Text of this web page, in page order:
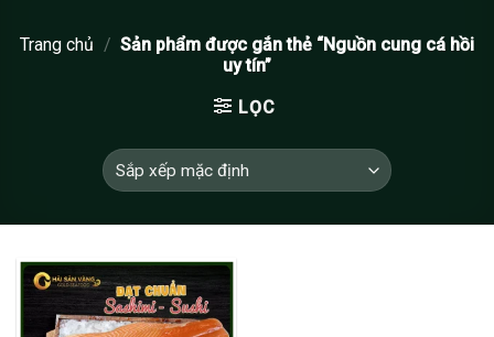
Trang chủ / Sản phẩm được gắn thẻ “Nguồn cung cá hồi
uy tín”
LỌC